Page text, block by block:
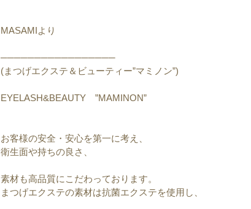
MASAMIより
─────────────────
(まつげエクステ＆ビューティー”マミノン”)
EYELASH&BEAUTY　”MAMINON”
お客様の安全・安心を第一に考え、
衛生面や持ちの良さ、
素材も高品質にこだわっております。
まつげエクステの素材は抗菌エクステを使用し、